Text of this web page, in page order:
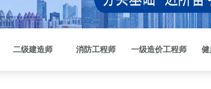
二级建造师 消防工程师 一级造价工程师 健